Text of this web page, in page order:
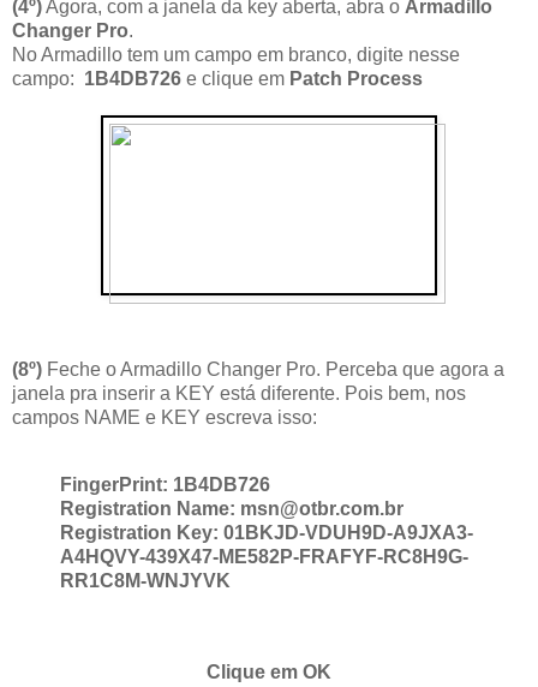
(4º)Agora, com a janela da key aberta, abra o Armadillo
Changer Pro.
No Armadillo tem um campo em branco, digite nesse
campo: 1B4DB726 e clique em Patch Process
(8º) Feche o Armadillo Changer Pro. Perceba que agora a
janela pra inserir a KEY está diferente. Pois bem, nos
campos NAME e KEY escreva isso:
FingerPrint: 1B4DB726
Registration Name: msn@otbr.com.br
Registration Key: 01BKJD-VDUH9D-A9JXA3-
A4HQVY-439X47-ME582P-FRAFYF-RC8H9G-
RR1C8M-WNJYVK
Clique em OK